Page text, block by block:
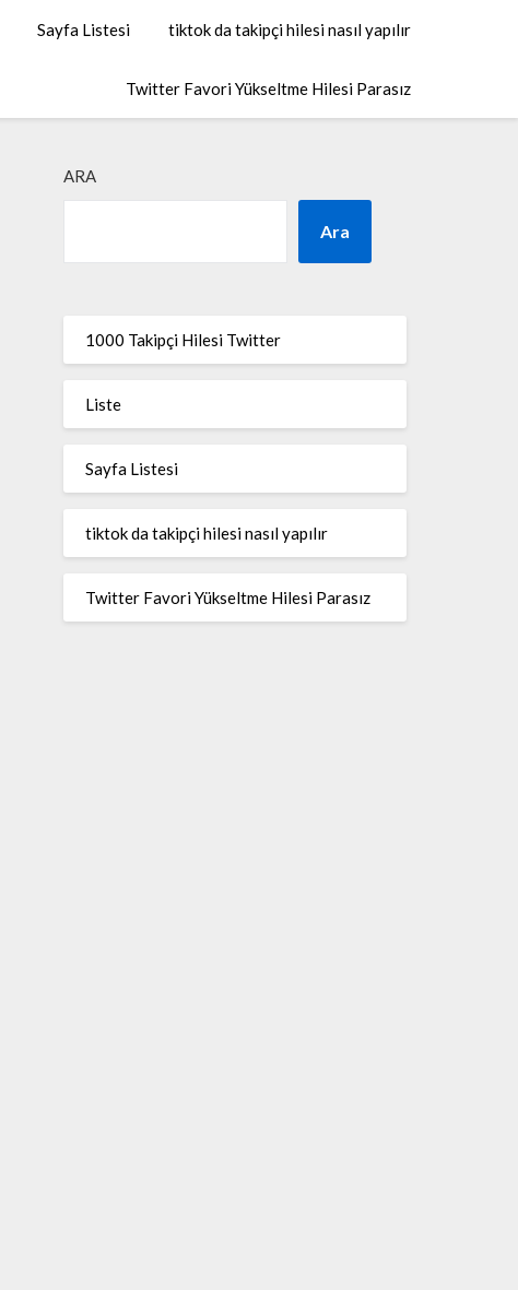
Sayfa Listesi tiktok da takipçi hilesi nasıl yapılır
Twitter Favori Yükseltme Hilesi Parasız
ARA
Ara
1000 Takipçi Hilesi Twitter
Liste
Sayfa Listesi
tiktok da takipçi hilesi nasıl yapılır
Twitter Favori Yükseltme Hilesi Parasız